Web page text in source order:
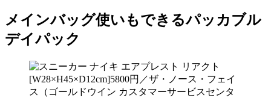
メインバッグ使いもできるパッカブル
デイパック
[W28×H45×D12cm]5800円／ザ・ノース・フェイ
ス（ゴールドウイン カスタマーサービスセンタ